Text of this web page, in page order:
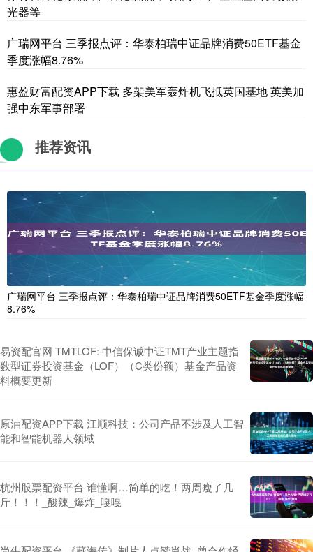
光器等
广瑞网平台 三季报点评：华泰柏瑞中证品牌消费50ETF基金
季度涨幅8.76%
惠盈财富配资APP下载 多架美军轰炸机飞抵英国基地 英美加
强中东军事部署
推荐资讯
广瑞网平台 三季报点评：华泰柏瑞中证品牌消费50ETF基金季度涨幅
8.76%
易资配官网 TMTLOF: 中信保诚中证TMT产业主题指
数型证券投资基金（LOF）（C类份额）基金产品资
料概要更新
原油配资APP下载 江顺科技：公司产品不涉及人工智
能和智能机器人领域
杭州股票配资平台 谁懂啊…简单的吃！两周瘦了几
斤！！！_酸辣_爆炸_嘎嘎